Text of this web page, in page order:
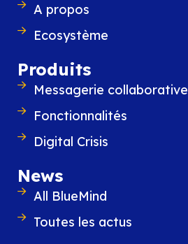
A propos
Ecosystème
Produits
Messagerie collaborative
Fonctionnalités
Digital Crisis
News
All BlueMind
Toutes les actus